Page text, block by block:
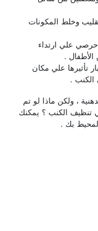
المكونات
ارتداء
علي مكان
ماذا لو تم
؟ يمكنك
.